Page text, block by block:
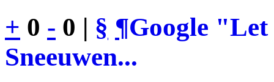
+ 0 - 0 | § ¶Google
Sneeuwen...